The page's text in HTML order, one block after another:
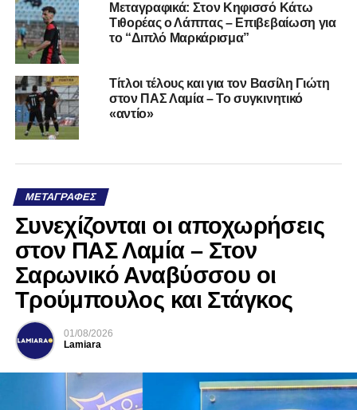
Μεταγραφικά: Στον Κηφισσό Κάτω
Τιθορέας ο Λάππας – Επιβεβαίωση για
το “Διπλό Μαρκάρισμα”
Τίτλοι τέλους και για τον Βασίλη Γιώτη
στον ΠΑΣ Λαμία – Το συγκινητικό
«αντίο»
ΜΕΤΑΓΡΑΦΈΣ
Συνεχίζονται οι αποχωρήσεις
στον ΠΑΣ Λαμία – Στον
Σαρωνικό Αναβύσσου οι
Τρούμπουλος και Στάγκος
01/08/2026
Lamiara